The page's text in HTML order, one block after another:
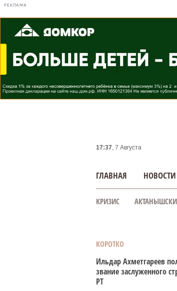
РЕКЛАМА
17:37, 7 Августа
ГЛАВНАЯ НОВОСТИ
КРИЗИС
КОРОТКО
Ильдар Ахметгареев
звание заслуженного
РТ